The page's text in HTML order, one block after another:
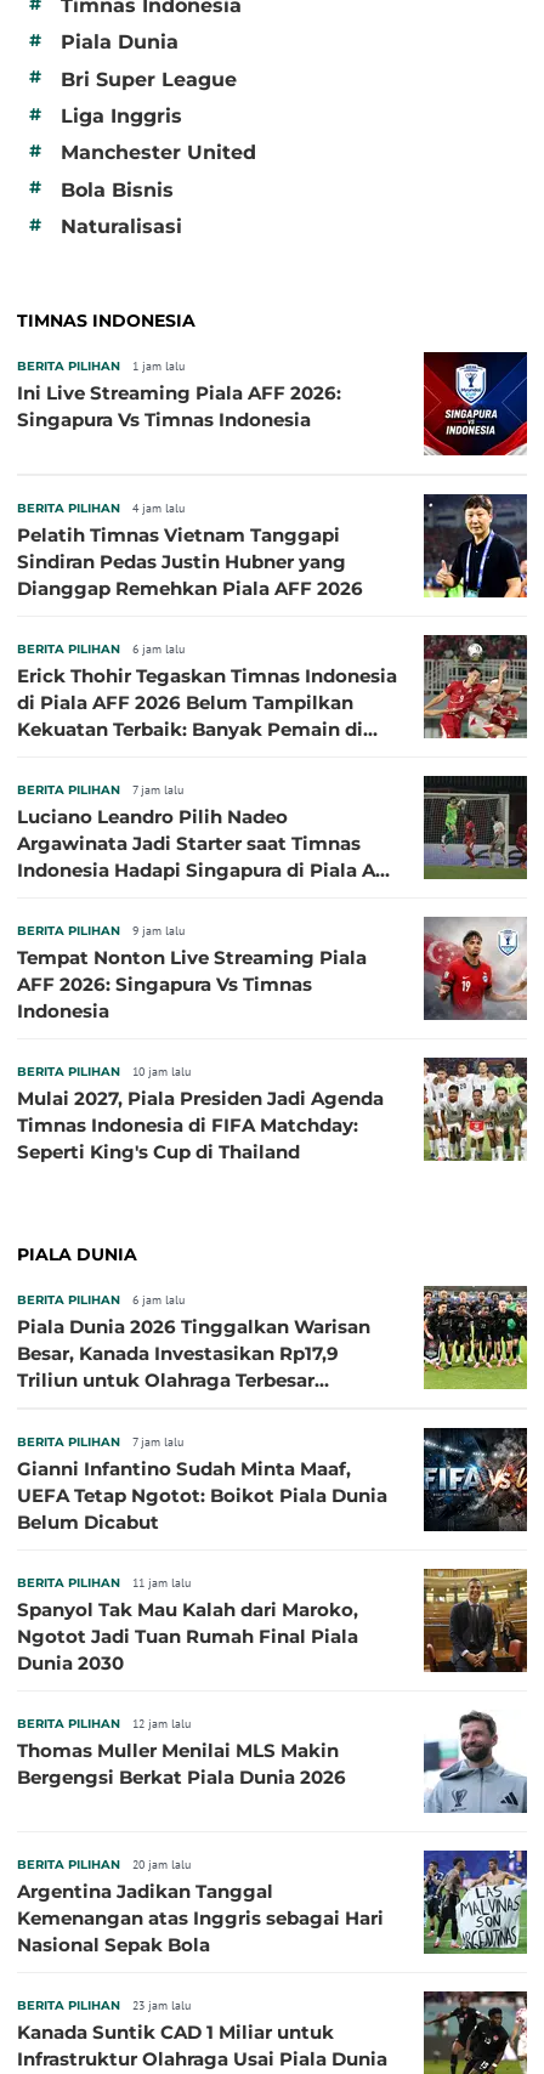
Timnas Indonesia
# Piala Dunia
# Bri Super League
# Liga Inggris
# Manchester United
# Bola Bisnis
# Naturalisasi
TIMNAS INDONESIA
BERITA PILIHAN 1 jam lalu
Ini Live Streaming Piala AFF 2026:
Singapura Vs Timnas Indonesia
BERITA PILIHAN 4 jam lalu
Pelatih Timnas Vietnam Tanggapi
Sindiran Pedas Justin Hubner yang
Dianggap Remehkan Piala AFF 2026
BERITA PILIHAN 6 jam lalu
Erick Thohir Tegaskan Timnas Indonesia
di Piala AFF 2026 Belum Tampilkan
Kekuatan Terbaik: Banyak Pemain di
BERITA PILIHAN 7 jam lalu
Luciano Leandro Pilih Nadeo
Argawinata Jadi Starter saat Timnas
Indonesia Hadapi Singapura di Piala AFF
BERITA PILIHAN 9 jam lalu
Tempat Nonton Live Streaming Piala
AFF 2026: Singapura Vs Timnas
Indonesia
BERITA PILIHAN 10 jam lalu
Mulai 2027, Piala Presiden Jadi Agenda
Timnas Indonesia di FIFA Matchday:
Seperti King's Cup di Thailand
PIALA DUNIA
BERITA PILIHAN 6 jam lalu
Piala Dunia 2026 Tinggalkan Warisan
Besar, Kanada Investasikan Rp17,9
Triliun untuk Olahraga Terbesar
BERITA PILIHAN 7 jam lalu
Gianni Infantino Sudah Minta Maaf,
UEFA Tetap Ngotot: Boikot Piala Dunia
Belum Dicabut
BERITA PILIHAN 11 jam lalu
Spanyol Tak Mau Kalah dari Maroko,
Ngotot Jadi Tuan Rumah Final Piala
Dunia 2030
BERITA PILIHAN 12 jam lalu
Thomas Muller Menilai MLS Makin
Bergengsi Berkat Piala Dunia 2026
BERITA PILIHAN 20 jam lalu
Argentina Jadikan Tanggal
Kemenangan atas Inggris sebagai Hari
Nasional Sepak Bola
BERITA PILIHAN 23 jam lalu
Kanada Suntik CAD 1 Miliar untuk
Infrastruktur Olahraga Usai Piala Dunia